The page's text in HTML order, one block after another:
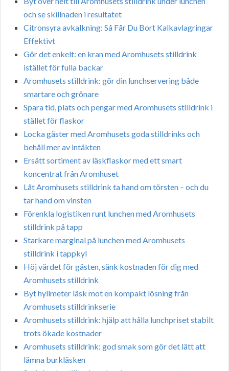
och se skillnaden i resultatet
Citronsyra avkalkning: Så Får Du Bort Kalkavlagringar
Effektivt
Gör det enkelt: en kran med Aromhusets stilldrink
istället för fulla backar
Aromhusets stilldrink: gör din lunchservering både
smartare och grönare
Spara tid, plats och pengar med Aromhusets stilldrink i
stället för flaskor
Locka gäster med Aromhusets goda stilldrinks och
behåll mer av intäkten
Ersätt sortiment av läskflaskor med ett smart
koncentrat från Aromhuset
Låt Aromhusets stilldrink ta hand om törsten – och du
tar hand om vinsten
Förenkla logistiken runt lunchen med Aromhusets
stilldrink på tapp
Starkare marginal på lunchen med Aromhusets
stilldrink i tappkyl
Höj värdet för gästen, sänk kostnaden för dig med
Aromhusets stilldrink
Byt hyllmeter läsk mot en kompakt lösning från
Aromhusets stilldrinkserie
Aromhusets stilldrink: hjälp att hålla lunchpriset stabilt
trots ökade kostnader
Aromhusets stilldrink: god smak som gör det lätt att
lämna burkläsken